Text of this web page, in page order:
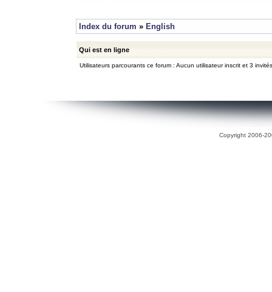
Index du forum » English
Qui est en ligne
Utilisateurs parcourants ce forum : Aucun utilisateur inscrit et 3 invités
Copyright 2006-